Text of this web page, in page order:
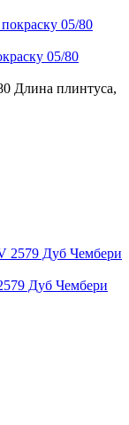
05/80
Длина плинтуса,
Дуб Чембери